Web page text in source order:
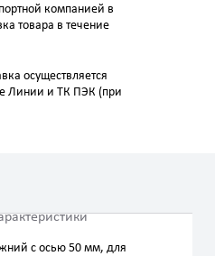
компанией в
товара в течение
осуществляется
Линии и ТК ПЭК (при
с осью 50 мм, для